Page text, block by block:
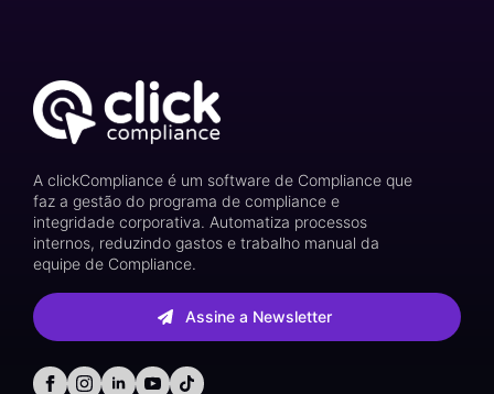
A clickCompliance é um software de Compliance que
faz a gestão do programa de compliance e
integridade corporativa. Automatiza processos
internos, reduzindo gastos e trabalho manual da
equipe de Compliance.
Assine a Newsletter